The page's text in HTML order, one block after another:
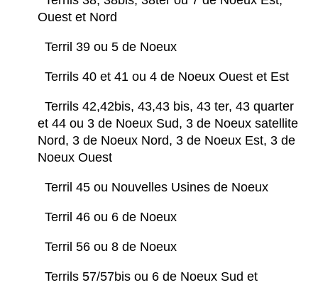
Ouest et Nord
Terril 39 ou 5 de Noeux
Terrils 40 et 41 ou 4 de Noeux Ouest et Est
Terrils 42,42bis, 43,43 bis, 43 ter, 43 quarter
et 44 ou 3 de Noeux Sud, 3 de Noeux satellite
Nord, 3 de Noeux Nord, 3 de Noeux Est, 3 de
Noeux Ouest
Terril 45 ou Nouvelles Usines de Noeux
Terril 46 ou 6 de Noeux
Terril 56 ou 8 de Noeux
Terrils 57/57bis ou 6 de Noeux Sud et